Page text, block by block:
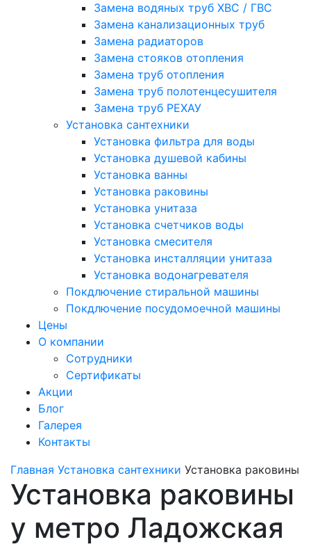
Замена водяных труб ХВС / ГВС
Замена канализационных труб
Замена радиаторов
Замена стояков отопления
Замена труб отопления
Замена труб полотенцесушителя
Замена труб РЕХАУ
Установка сантехники
Установка фильтра для воды
Установка душевой кабины
Установка ванны
Установка раковины
Установка унитаза
Установка счетчиков воды
Установка смесителя
Установка инсталляции унитаза
Установка водонагревателя
Покдлючение стиральной машины
Покдлючение посудомоечной машины
Цены
О компании
Сотрудники
Сертификаты
Акции
Блог
Галерея
Контакты
Главная Установка сантехники Установка раковины
Установка раковины
у метро Ладожская